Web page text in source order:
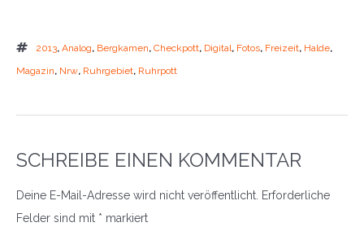
2013, Analog, Bergkamen, Checkpott, Digital, Fotos, Freizeit, Halde,
Magazin, Nrw, Ruhrgebiet, Ruhrpott
SCHREIBE EINEN KOMMENTAR
Deine E-Mail-Adresse wird nicht veröffentlicht. Erforderliche
Felder sind mit * markiert